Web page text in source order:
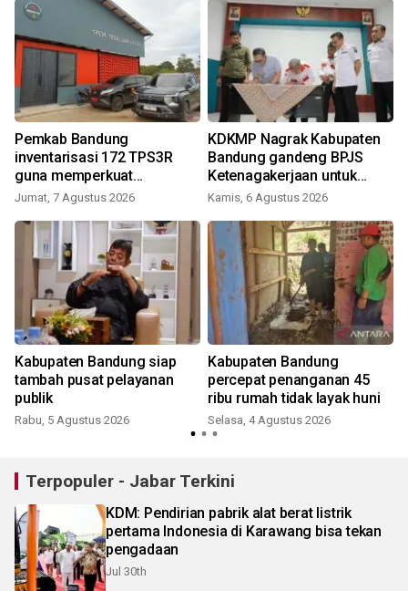
Pemkab Bandung
inventarisasi 172 TPS3R
guna memperkuat
pengelolaan sampah
Jumat, 7 Agustus 2026
KDKMP Nagrak Kabupaten
Bandung gandeng BPJS
Ketenagakerjaan untuk
lindungi 3.005 anggota
Kamis, 6 Agustus 2026
Kabupaten Bandung siap
tambah pusat pelayanan
publik
Rabu, 5 Agustus 2026
Kabupaten Bandung
percepat penanganan 45
ribu rumah tidak layak huni
Selasa, 4 Agustus 2026
Terpopuler - Jabar Terkini
KDM: Pendirian pabrik alat berat listrik
pertama Indonesia di Karawang bisa tekan
pengadaan
Jul 30th